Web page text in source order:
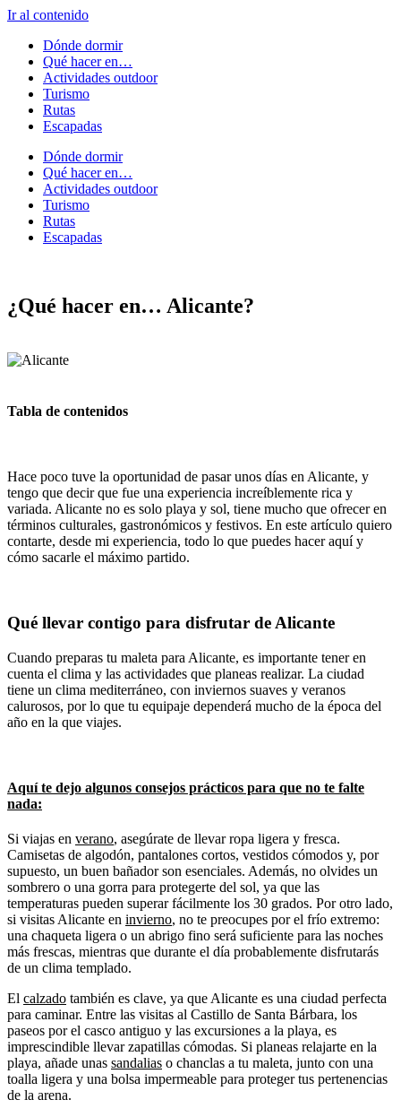
Ir al contenido
Dónde dormir
Qué hacer en…
Actividades outdoor
Turismo
Rutas
Escapadas
Dónde dormir
Qué hacer en…
Actividades outdoor
Turismo
Rutas
Escapadas
¿Qué hacer en… Alicante?
Tabla de contenidos
Hace poco tuve la oportunidad de pasar unos días en Alicante, y
tengo que decir que fue una experiencia increíblemente rica y
variada. Alicante no es solo playa y sol, tiene mucho que ofrecer en
términos culturales, gastronómicos y festivos. En este artículo quiero
contarte, desde mi experiencia, todo lo que puedes hacer aquí y
cómo sacarle el máximo partido.
Qué llevar contigo para disfrutar de Alicante
Cuando preparas tu maleta para Alicante, es importante tener en
cuenta el clima y las actividades que planeas realizar. La ciudad
tiene un clima mediterráneo, con inviernos suaves y veranos
calurosos, por lo que tu equipaje dependerá mucho de la época del
año en la que viajes.
Aquí te dejo algunos consejos prácticos para que no te falte
nada:
Si viajas en verano, asegúrate de llevar ropa ligera y fresca.
Camisetas de algodón, pantalones cortos, vestidos cómodos y, por
supuesto, un buen bañador son esenciales. Además, no olvides un
sombrero o una gorra para protegerte del sol, ya que las
temperaturas pueden superar fácilmente los 30 grados. Por otro lado,
si visitas Alicante en invierno, no te preocupes por el frío extremo:
una chaqueta ligera o un abrigo fino será suficiente para las noches
más frescas, mientras que durante el día probablemente disfrutarás
de un clima templado.
El calzado también es clave, ya que Alicante es una ciudad perfecta
para caminar. Entre las visitas al Castillo de Santa Bárbara, los
paseos por el casco antiguo y las excursiones a la playa, es
imprescindible llevar zapatillas cómodas. Si planeas relajarte en la
playa, añade unas sandalias o chanclas a tu maleta, junto con una
toalla ligera y una bolsa impermeable para proteger tus pertenencias
de la arena.